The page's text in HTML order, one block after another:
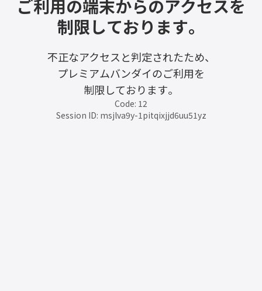
ご利用の端末からのアクセスを
制限しております。
不正なアクセスと判定されたため、
プレミアムバンダイのご利用を
制限しております。
Code: 12
Session ID: msjlva9y-1pitqixjjd6uu51yz